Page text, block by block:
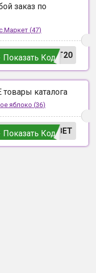
заказ по
(47)
T20
Показать Код
каталога
яблоко (36)
ВЕТ
Показать Код